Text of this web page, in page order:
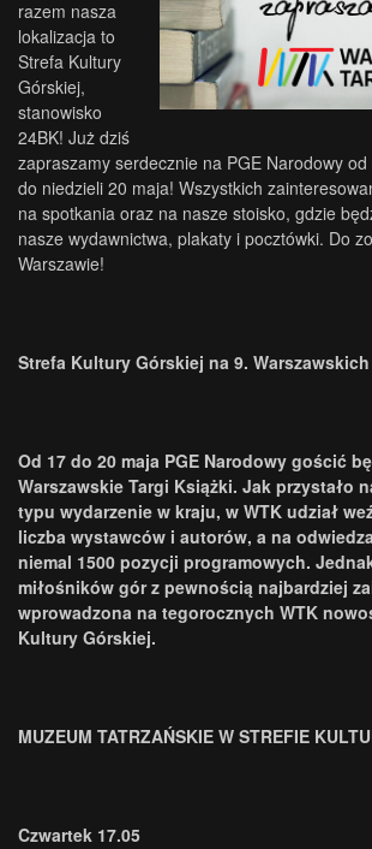
razem nasza
lokalizacja to
Strefa Kultury
Górskiej,
stanowisko
24BK! Już dziś
zapraszamy serdecznie na PGE Narodowy
do niedzieli 20 maja! Wszystkich
na spotkania oraz na nasze stoisko, gdzie
nasze wydawnictwa, plakaty i pocztówki. Do
Warszawie!
Strefa Kultury Górskiej na 9.
Od 17 do 20 maja PGE Narodowy gościć
Warszawskie Targi Książki. Jak przystało
typu wydarzenie w kraju, w WTK udział
liczba wystawców i autorów, a na
niemal 1500 pozycji programowych.
miłośników gór z pewnością najbardziej
wprowadzona na tegorocznych WTK
Kultury Górskiej.
MUZEUM TATRZAŃSKIE W STREFIE
Czwartek 17.05